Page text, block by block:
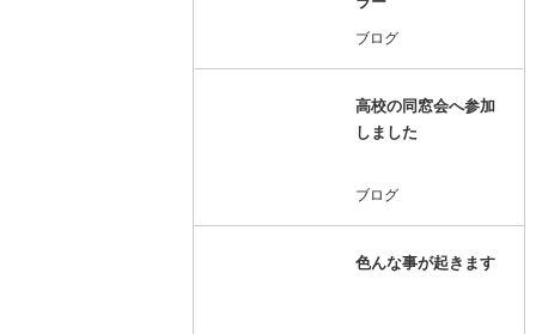
ブログ
高校の同窓会へ参加
しました
ブログ
色んな事が起きます